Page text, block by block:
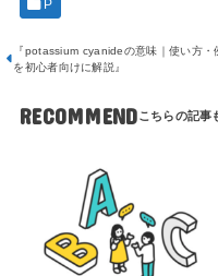
P
『potassium cyanideの意味｜使い方・
を初心者向けに解説』
RECOMMEND